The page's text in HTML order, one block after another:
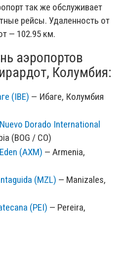
так же обслуживает
рейсы. Удаленность от
— 102.95 км.
аэропортов
Колумбия:
(IBE) — Ибаге, Колумбия
Dorado International
(BOG / CO)
(AXM) — Armenia,
(MZL) — Manizales,
(PEI) — Pereira,